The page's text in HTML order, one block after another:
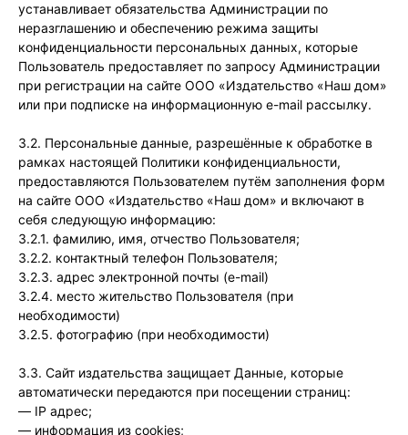
устанавливает обязательства Администрации по
неразглашению и обеспечению режима защиты
конфиденциальности персональных данных, которые
Пользователь предоставляет по запросу Администрации
при регистрации на сайте ООО «Издательство «Наш дом»
или при подписке на информационную e-mail рассылку.
3.2. Персональные данные, разрешённые к обработке в
рамках настоящей Политики конфиденциальности,
предоставляются Пользователем путём заполнения форм
на сайте ООО «Издательство «Наш дом» и включают в
себя следующую информацию:
3.2.1. фамилию, имя, отчество Пользователя;
3.2.2. контактный телефон Пользователя;
3.2.3. адрес электронной почты (e-mail)
3.2.4. место жительство Пользователя (при
необходимости)
3.2.5. фотографию (при необходимости)
3.3. Сайт издательства защищает Данные, которые
автоматически передаются при посещении страниц:
— IP адрес;
— информация из cookies;